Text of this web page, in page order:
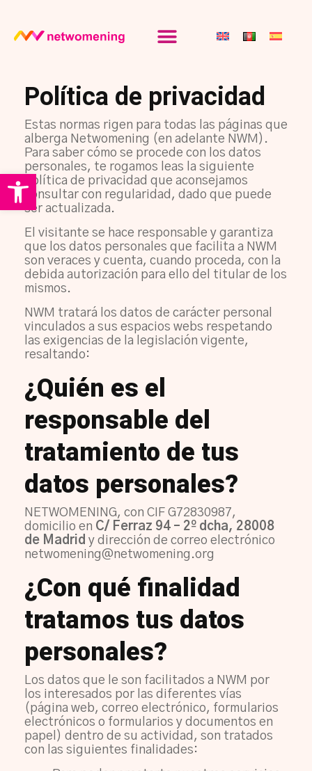
Abrir barra de herramientas
Política de privacidad
Estas normas rigen para todas las páginas que
alberga Netwomening (en adelante NWM).
Para saber cómo se procede con los datos
personales, te rogamos leas la siguiente
política de privacidad que aconsejamos
consultar con regularidad, dado que puede
ser actualizada.
El visitante se hace responsable y garantiza
que los datos personales que facilita a NWM
son veraces y cuenta, cuando proceda, con la
debida autorización para ello del titular de los
mismos.
NWM tratará los datos de carácter personal
vinculados a sus espacios webs respetando
las exigencias de la legislación vigente,
resaltando:
¿Quién es el
responsable del
tratamiento de tus
datos personales?
NETWOMENING, con CIF G72830987,
domicilio en C/ Ferraz 94 – 2º dcha, 28008
de Madrid y dirección de correo electrónico
netwomening@netwomening.org
¿Con qué finalidad
tratamos tus datos
personales?
Los datos que le son facilitados a NWM por
los interesados por las diferentes vías
(página web, correo electrónico, formularios
electrónicos o formularios y documentos en
papel) dentro de su actividad, son tratados
con las siguientes finalidades: